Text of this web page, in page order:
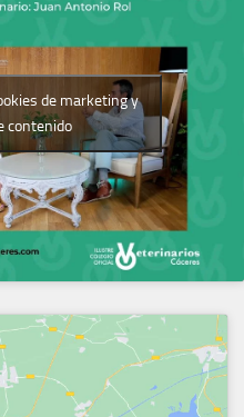
de marketing y
contenido